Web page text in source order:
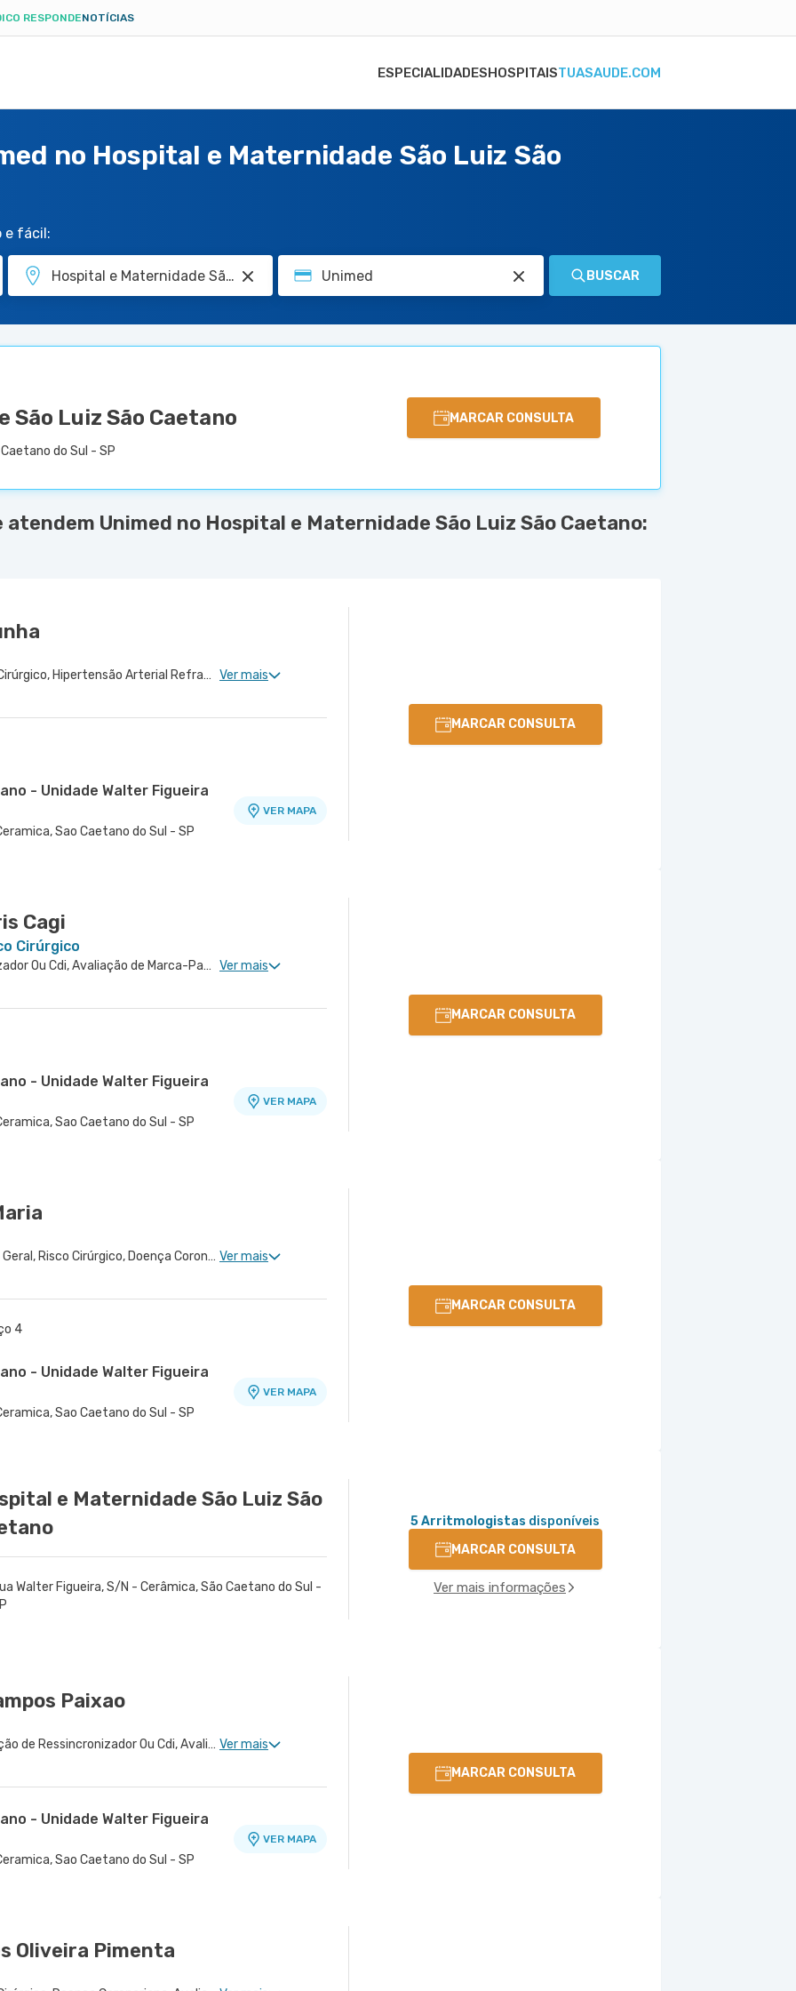
RESPONDENOTÍCIAS
ESPECIALIDADESHOSPITAISTUASAUDE.COM
no Hospital e Maternidade São Luiz São
e fácil:
BUSCAR
Luiz São Caetano
do Sul - SP
MARCAR CONSULTA
Unimed no Hospital e Maternidade São Luiz São Caetano:
Cardiologia Clinica, Risco Cirúrgico, Hipertensão Arterial Refratária, Doença Coronariana, Arritmologia Ver mais
MARCAR CONSULTA
- Unidade Walter Figueira
Sao Caetano do Sul - SP
VER MAPA
Cagi
Cirúrgico
Avaliação de Ressincronizador Ou Cdi, Avaliação de Marca-Passo, Desfibrilador e Ressincronizador, Arritmologia, Arritmologia Pediátrica Ver mais
MARCAR CONSULTA
- Unidade Walter Figueira
Sao Caetano do Sul - SP
VER MAPA
- Tatuape, Sao Paulo - SP
Cardiologia Clinica, Clínica Geral, Risco Cirúrgico, Doença Coronariana, Avaliação de Ressincronizador Ou Cdi, Tratamento de Insuficiência Cardíaca, Avaliação de Marca-Passo, Desfibrilador e Ressincronizador, Arritmologia, Arritmologia Pediátrica Ver mais
MARCAR CONSULTA
4
- Unidade Walter Figueira
Sao Caetano do Sul - SP
VER MAPA
- Tatuape, Sao Paulo - SP
e Maternidade São Luiz São
Walter Figueira, S/N - Cerâmica, São Caetano do Sul -
5 Arritmologistas disponíveis
MARCAR CONSULTA
Ver mais informações
Paixao
Cardiologia Clinica, Avaliação de Ressincronizador Ou Cdi, Avaliação de Marca-Passo, Desfibrilador e Ressincronizador, Arritmologia Ver mais
MARCAR CONSULTA
- Unidade Walter Figueira
Sao Caetano do Sul - SP
VER MAPA
Oliveira Pimenta